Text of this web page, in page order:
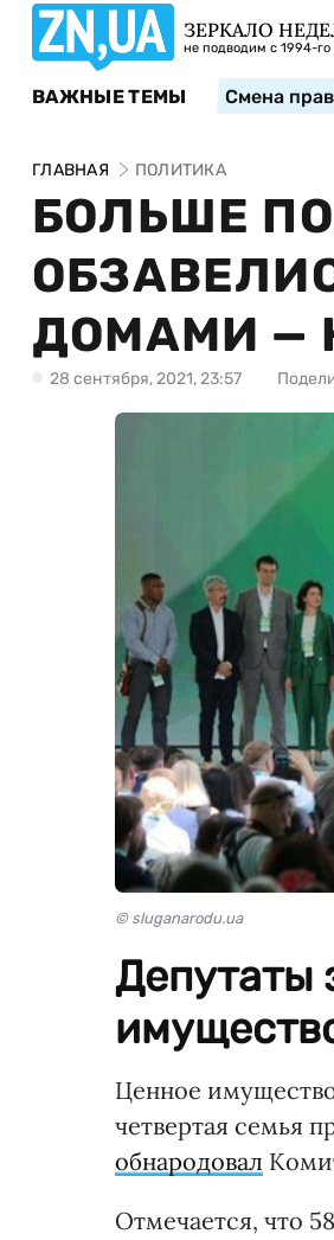
ЗЕРКАЛО
не подводим с 1994-го
ВАЖНЫЕ ТЕМЫ Смена
ГЛАВНАЯ ПОЛИТИКА
БОЛЬШЕ
ДОМАМИ —
28 сентября, 2021, 23:57
© sluganarodu.ua
Депутаты
Ценное
четвертая семья
обнародовал
Отмечается, что